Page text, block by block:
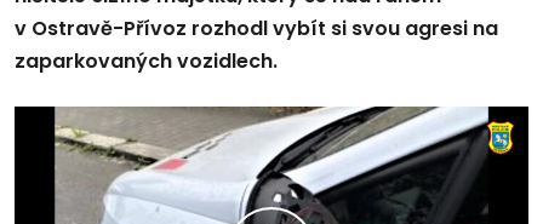
v Ostravě-Přívoz rozhodl vybít si svou agresi na
zaparkovaných vozidlech.